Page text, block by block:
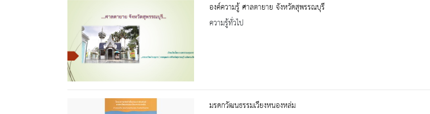
องค์ความรู้ ศาลตายาย จังหวัดสุพรรณบุรี
ความรู้ทั่วไป
มรดกวัฒนธรรมเวียงหนองหล่ม